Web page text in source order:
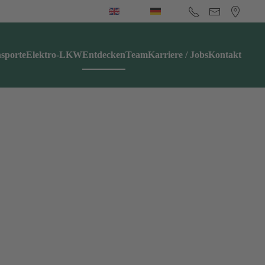
Elektro-LKWEntdeckenTeamKarriere / JobsKontakt